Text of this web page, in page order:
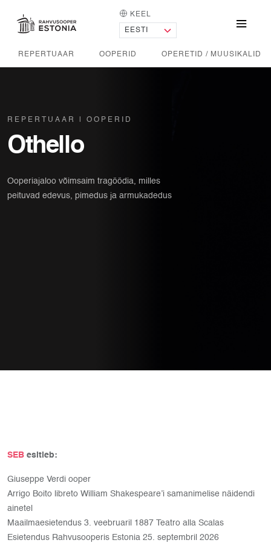
AVALEHT KEEL
REPERTUAAR OOPERID OPERETID / MUUSIKALID
REPERTUAAR OOPERID
Othello
Ooperiajaloo võimsaim tragöödia, milles
peituvad edevus, pimedus ja armukadedus
SEB esitleb:
Giuseppe Verdi ooper
Arrigo Boito libreto William Shakespeare’i samanimelise näidendi
ainetel
Maailmaesietendus 3. veebruaril 1887 Teatro alla Scalas
Esietendus Rahvusooperis Estonia 25. septembril 2026